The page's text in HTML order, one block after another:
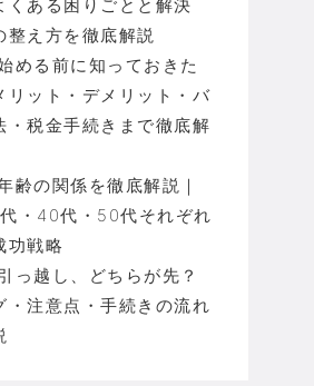
くある困りごとと解決
整え方を徹底解説
める前に知っておきた
リット・デメリット・バ
・税金手続きまで徹底解
齢の関係を徹底解説｜
・40代・50代それぞれ
功戦略
っ越し、どちらが先？
・注意点・手続きの流れ